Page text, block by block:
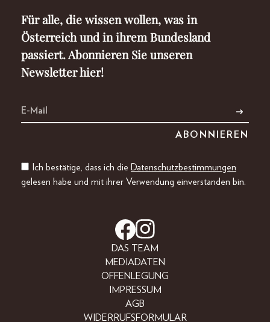
Für alle, die wissen wollen, was in
Österreich und in ihrem Bundesland
passiert. Abonnieren Sie unseren
Newsletter hier!
Ich bestätige, dass ich die Datenschutzbestimmungen
gelesen habe und mit ihrer Verwendung einverstanden bin.
DAS TEAM
MEDIADATEN
OFFENLEGUNG
IMPRESSUM
AGB
WIDERRUFSFORMULAR